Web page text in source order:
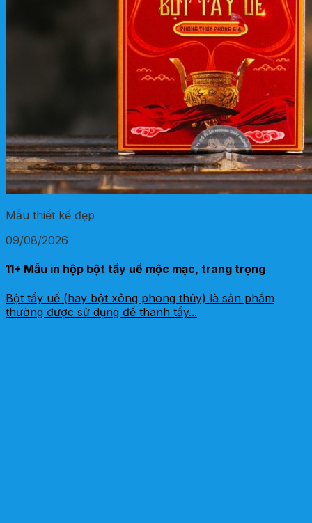
Mẫu thiết kế đẹp
09/08/2026
11+ Mẫu in hộp bột tẩy uế mộc mạc, trang trọng
Bột tẩy uế (hay bột xông phong thủy) là sản phẩm
thường được sử dụng để thanh tẩy...